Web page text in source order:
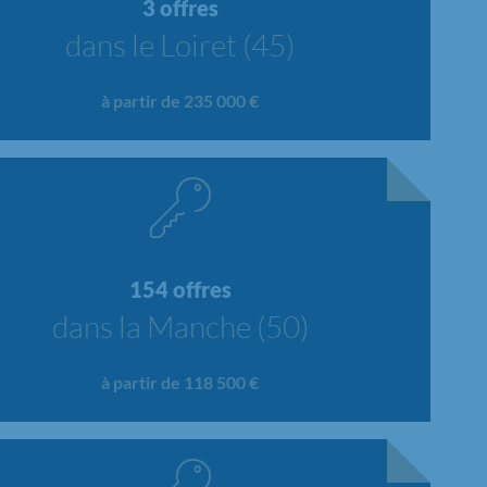
3 offres
dans le Loiret (45)
à partir de 235 000 €
154 offres
dans la Manche (50)
à partir de 118 500 €